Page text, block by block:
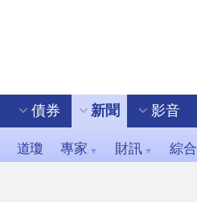
債券 新聞 影音
道瓊 專家 ▼ 財訊 ▼ 綜合